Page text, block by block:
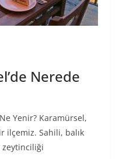
Nerede
Yenir? Karamürsel,
ilçemiz. Sahili, balık
zeytinciliği